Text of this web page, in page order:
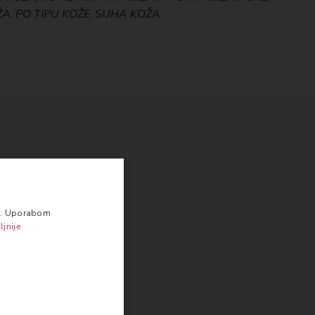
, PO TIPU KOŽE, SUHA KOŽA
Uporabom